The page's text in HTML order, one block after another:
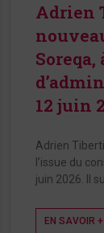
Adrien
12 juin
Adrien
l’issue du
juin 2026. Il
EN SAVOIR +